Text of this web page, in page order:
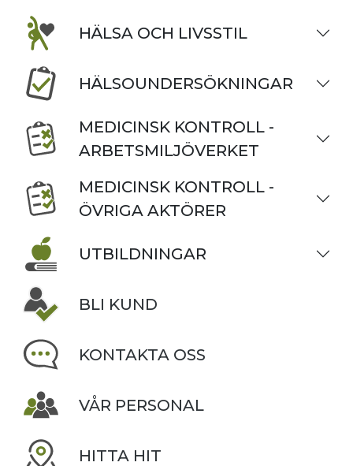
HÄLSA OCH LIVSSTIL
HÄLSOUNDERSÖKNINGAR
MEDICINSK KONTROLL -
ARBETSMILJÖVERKET
MEDICINSK KONTROLL -
ÖVRIGA AKTÖRER
UTBILDNINGAR
BLI KUND
KONTAKTA OSS
VÅR PERSONAL
HITTA HIT